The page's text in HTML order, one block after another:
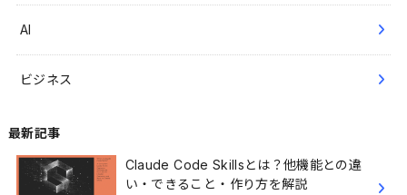
AI
ビジネス
最新記事
Claude Code Skillsとは？他機能との違
い・できること・作り方を解説